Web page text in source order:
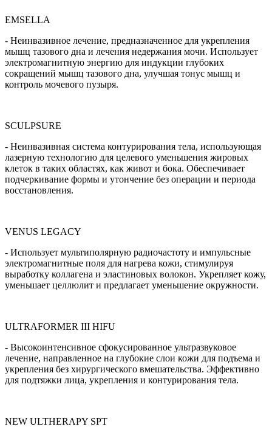
EMSELLA
- Неинвазивное лечение, предназначенное для укрепления
мышц тазового дна и лечения недержания мочи. Использует
электромагнитную энергию для индукции глубоких
сокращений мышц тазового дна, улучшая тонус мышц и
контроль мочевого пузыря.
SCULPSURE
- Неинвазивная система контурирования тела, использующая
лазерную технологию для целевого уменьшения жировых
клеток в таких областях, как живот и бока. Обеспечивает
подчеркивание формы и утончение без операции и периода
восстановления.
VENUS LEGACY
- Использует мультиполярную радиочастоту и импульсные
электромагнитные поля для нагрева кожи, стимулируя
выработку коллагена и эластиновых волокон. Укрепляет кожу,
уменьшает целлюлит и предлагает уменьшение окружности.
ULTRAFORMER III HIFU
- Высокоинтенсивное сфокусированное ультразвуковое
лечение, направленное на глубокие слои кожи для подъема и
укрепления без хирургического вмешательства. Эффективно
для подтяжки лица, укрепления и контурирования тела.
NEW ULTHERAPY SPT